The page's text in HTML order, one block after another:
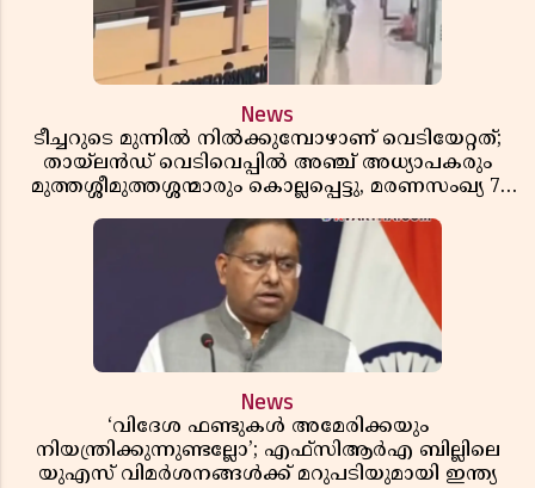
News
ടീച്ചറുടെ മുന്നിൽ നിൽക്കുമ്പോഴാണ് വെടിയേറ്റത്;
തായ്‌ലൻഡ് വെടിവെപ്പിൽ അഞ്ച് അധ്യാപകരും
മുത്തശ്ശീമുത്തശ്ശന്മാരും കൊല്ലപ്പെട്ടു, മരണസംഖ്യ 7;
News
‘വിദേശ ഫണ്ടുകൾ അമേരിക്കയും
നിയന്ത്രിക്കുന്നുണ്ടല്ലോ’; എഫ്സിആർഎ ബില്ലിലെ
യുഎസ് വിമർശനങ്ങൾക്ക് മറുപടിയുമായി ഇന്ത്യ